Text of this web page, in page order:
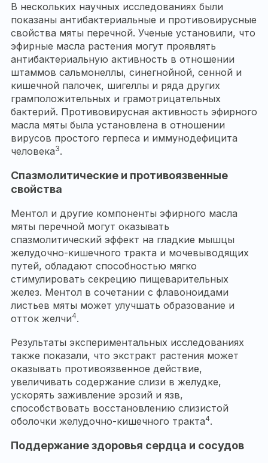
В нескольких научных исследованиях были
показаны антибактериальные и противовирусные
свойства мяты перечной. Ученые установили, что
эфирные масла растения могут проявлять
антибактериальную активность в отношении
штаммов сальмонеллы, синегнойной, сенной и
кишечной палочек, шигеллы и ряда других
грамположительных и грамотрицательных
бактерий. Противовирусная активность эфирного
масла мяты была установлена в отношении
вирусов простого герпеса и иммунодефицита
человека3.
Спазмолитические и противоязвенные
свойства
Ментол и другие компоненты эфирного масла
мяты перечной могут оказывать
спазмолитический эффект на гладкие мышцы
желудочно-кишечного тракта и мочевыводящих
путей, обладают способностью мягко
стимулировать секрецию пищеварительных
желез. Ментол в сочетании с флавоноидами
листьев мяты может улучшать образование и
отток желчи4.
Результаты экспериментальных исследованиях
также показали, что экстракт растения может
оказывать противоязвенное действие,
увеличивать содержание слизи в желудке,
ускорять заживление эрозий и язв,
способствовать восстановлению слизистой
оболочки желудочно-кишечного тракта4.
Поддержание здоровья сердца и сосудов